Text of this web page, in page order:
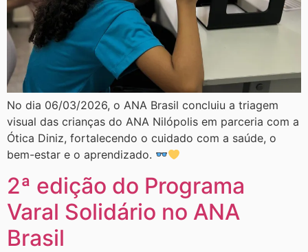
No dia 06/03/2026, o ANA Brasil concluiu a triagem
visual das crianças do ANA Nilópolis em parceria com a
Ótica Diniz, fortalecendo o cuidado com a saúde, o
bem-estar e o aprendizado.
2ª edição do Programa
Varal Solidário no ANA
Brasil